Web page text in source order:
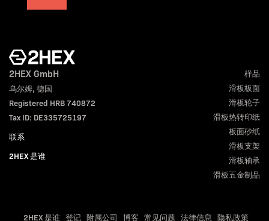
2HEX GmbH
乌尔姆, 德国
Registered HRB 740872
Tax ID: DE335725197
联系
2HEX 是谁
样品
滑板板面
滑板轮子
滑板热转印纸
板面砂纸
滑板支架
滑板轴承
滑板五金制品
2HEX 是谁 登记 附属公司 博客 常见问题 法律信息 隐私政策